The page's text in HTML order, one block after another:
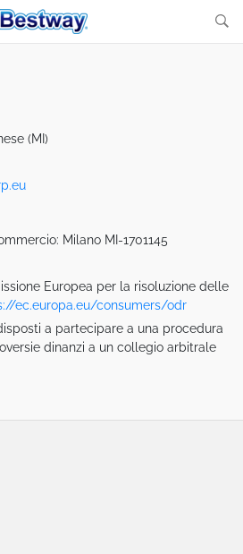
(MI)
Milano MI-1701145
Europea per la risoluzione delle
ec.europa.eu/consumers/odr
a partecipare a una procedura
dinanzi a un collegio arbitrale